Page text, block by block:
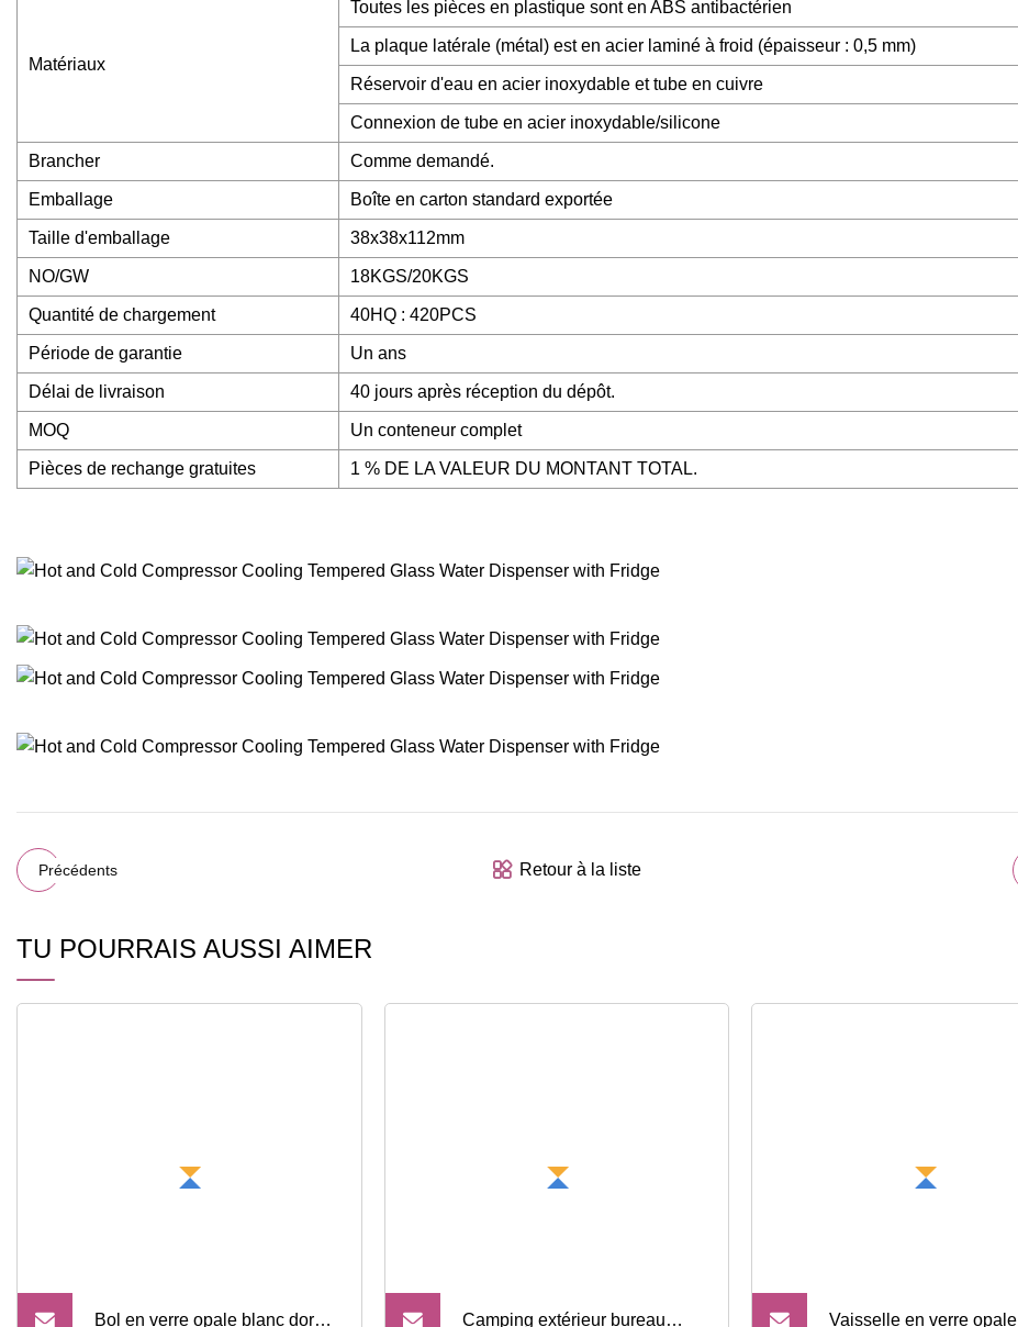
Matériaux
Toutes les pièces en plastique sont en ABS antibactérien
La plaque latérale (métal) est en acier laminé à froid (épaisseur : 0,5 mm)
Réservoir d'eau en acier inoxydable et tube en cuivre
Connexion de tube en acier inoxydable/silicone
Brancher Comme demandé.
Emballage Boîte en carton standard exportée
Taille d'emballage 38x38x112mm
NO/GW 18KGS/20KGS
Quantité de chargement 40HQ : 420PCS
Période de garantie Un ans
Délai de livraison 40 jours après réception du dépôt.
MOQ Un conteneur complet
Pièces de rechange gratuites 1 % DE LA VALEUR DU MONTANT TOTAL.
Précédents Retour à la liste
TU POURRAIS AUSSI AIMER
Bol en verre opale blanc doré Camping extérieur bureau Vaisselle en verre opale